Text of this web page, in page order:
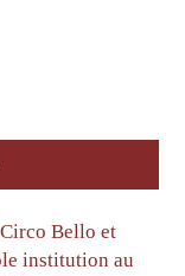
Bello et
institution au